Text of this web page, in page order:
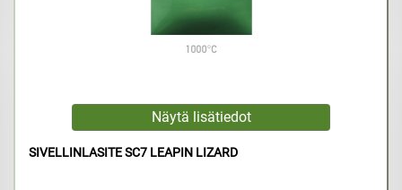
SIVELLINLASITE SC7 LEAPIN LIZARD